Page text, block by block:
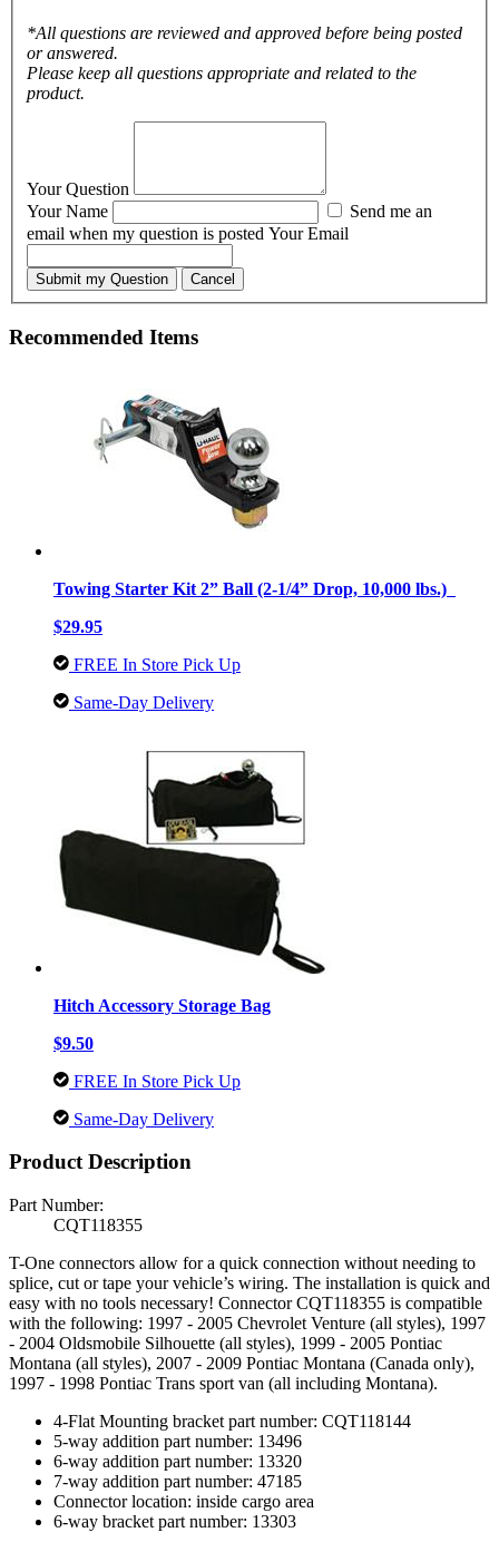
*All questions are reviewed and approved before being posted
or answered.
Please keep all questions appropriate and related to the
product.
Your Question
Your Name
email when my question is posted Your Email
Submit my Question Cancel
Recommended Items
Towing Starter Kit 2” Ball (2-1/4” Drop, 10,000 lbs.)
$29.95
FREE In Store Pick Up
Same-Day Delivery
Hitch Accessory Storage Bag
$9.50
FREE In Store Pick Up
Same-Day Delivery
Product Description
Part Number:
CQT118355
T-One connectors allow for a quick connection without needing to
splice, cut or tape your vehicle’s wiring. The installation is quick and
easy with no tools necessary! Connector CQT118355 is compatible
with the following: 1997 - 2005 Chevrolet Venture (all styles), 1997
- 2004 Oldsmobile Silhouette (all styles), 1999 - 2005 Pontiac
Montana (all styles), 2007 - 2009 Pontiac Montana (Canada only),
1997 - 1998 Pontiac Trans sport van (all including Montana).
4-Flat Mounting bracket part number: CQT118144
5-way addition part number: 13496
6-way addition part number: 13320
7-way addition part number: 47185
Connector location: inside cargo area
6-way bracket part number: 13303